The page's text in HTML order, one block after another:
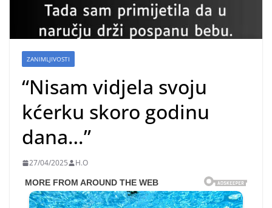
ZANIMLJIVOSTI
“Nisam vidjela svoju
kćerku skoro godinu
dana…”
27/04/2025 H.O